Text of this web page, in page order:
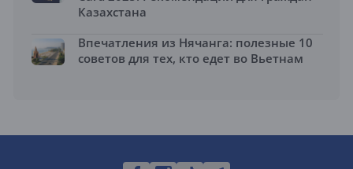
Казахстана
Впечатления из Нячанга: полезные 10
советов для тех, кто едет во Вьетнам